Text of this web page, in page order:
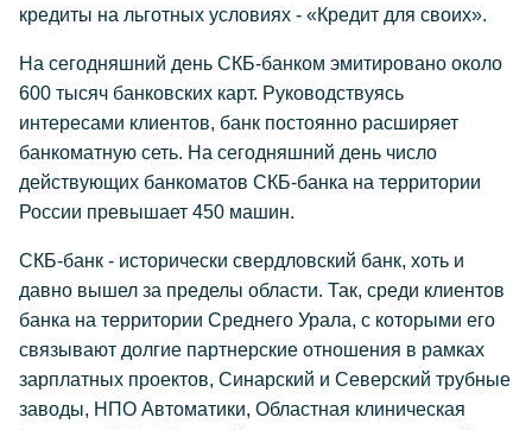
кредиты на льготных условиях - «Кредит для своих».
На сегодняшний день СКБ-банком эмитировано около
600 тысяч банковских карт. Руководствуясь
интересами клиентов, банк постоянно расширяет
банкоматную сеть. На сегодняшний день число
действующих банкоматов СКБ-банка на территории
России превышает 450 машин.
СКБ-банк - исторически свердловский банк, хоть и
давно вышел за пределы области. Так, среди клиентов
банка на территории Среднего Урала, с которыми его
связывают долгие партнерские отношения в рамках
зарплатных проектов, Синарский и Северский трубные
заводы, НПО Автоматики, Областная клиническая